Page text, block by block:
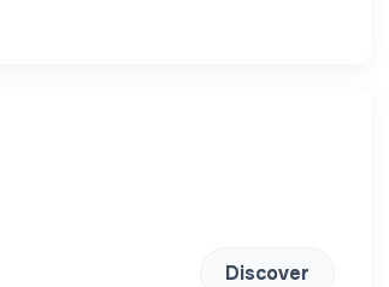
Discover